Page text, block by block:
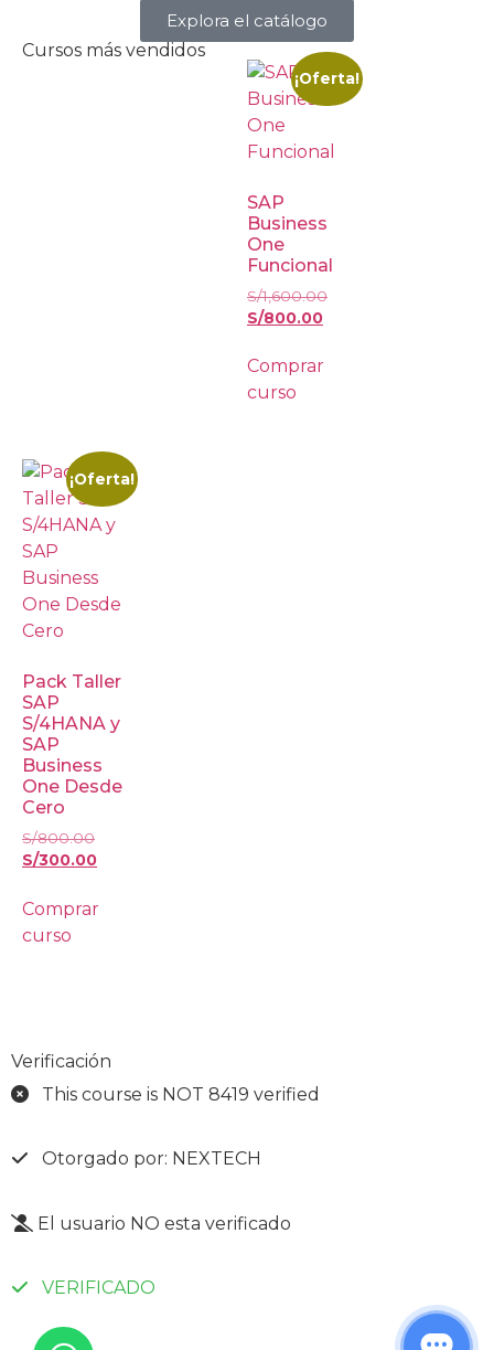
Explora el catálogo
Cursos más vendidos
¡Oferta!
SAP
Business
One
Funcional
S/1,600.00
S/800.00
Comprar
curso
¡Oferta!
Pack Taller
SAP
S/4HANA y
SAP
Business
One Desde
Cero
S/800.00
S/300.00
Comprar
curso
Verificación
This course is NOT 8419 verified
Otorgado por: NEXTECH
El usuario NO esta verificado
VERIFICADO